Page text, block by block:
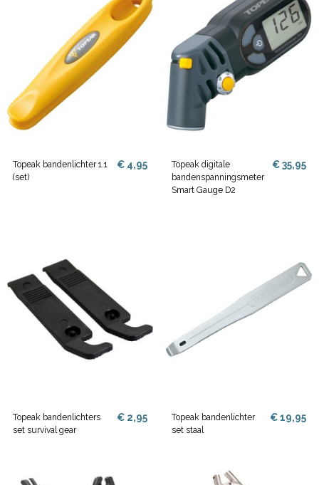
Topeak bandenlichter 1.1
(set)
€ 4,95
Topeak digitale
bandenspanningsmeter
Smart Gauge D2
€ 35,95
Topeak bandenlichters
set survival gear
€ 2,95
Topeak bandenlichter
set staal
€ 19,95